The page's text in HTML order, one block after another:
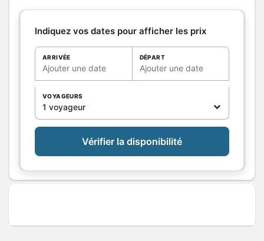
Salle de
d'eau
Cuisine
Autres
pièces
Media
Autres
équipements
Exterieur
Divers
Indiquez vos dates pour afficher les prix
ARRIVÉE
Ajouter une date
DÉPART
Ajouter une date
VOYAGEURS
1 voyageur
Vérifier la disponibilité